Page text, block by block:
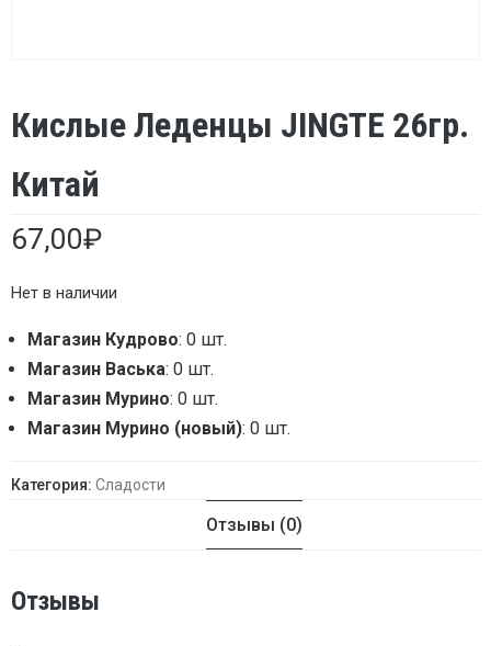
Кислые Леденцы JINGTE 26гр.
Китай
67,00₽
Нет в наличии
Магазин Кудрово: 0 шт.
Магазин Васька: 0 шт.
Магазин Мурино: 0 шт.
Магазин Мурино (новый): 0 шт.
Категория: Сладости
Отзывы (0)
Отзывы